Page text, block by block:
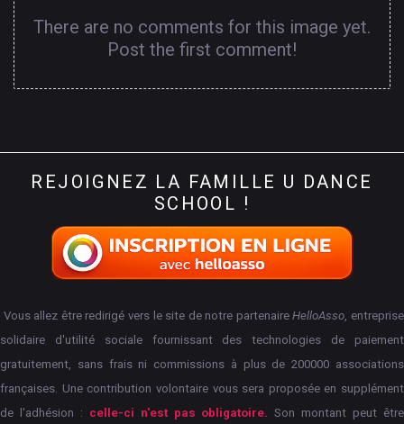
There are no comments for this image yet.
Post the first comment!
REJOIGNEZ LA FAMILLE U DANCE
SCHOOL !
Vous allez être redirigé vers le site de notre partenaireHelloAsso, entreprise
solidaire d'utilité sociale fournissant des technologies de paiement
gratuitement, sans frais ni commissions à plus de 200000 associations
françaises. Une contribution volontaire vous sera proposée en supplément
de l'adhésion : celle-ci n'est pas obligatoire.Son montant peut être